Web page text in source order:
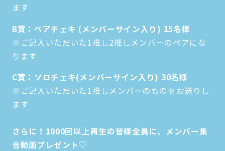
ます
B賞：ペアチェキ (メンバーサイン入り) 15名様
※ご記入いただいた1推し2推しメンバーのペアにな
ります
C賞：ソロチェキ(メンバーサイン入り) 30名様
※ご記入いただいた1推しメンバーのものをお送りし
ます
さらに！1000回以上再生の皆様全員に、メンバー集
合動画プレゼント♡